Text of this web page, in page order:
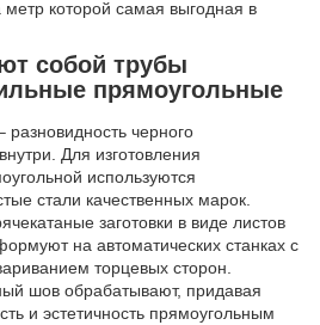
метр которой самая выгодная в
собой трубы
прямоугольные
разновидность черного
Для изготовления
используются
стали качественных марок.
заготовки в виде листов
на автоматических станках с
торцевых сторон.
шов обрабатывают, придавая
и эстетичность прямоугольным